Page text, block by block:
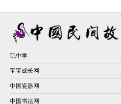
玩中学
宝宝成长网
中国瓷器网
中国书法网